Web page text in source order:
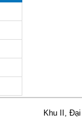
Khu II,